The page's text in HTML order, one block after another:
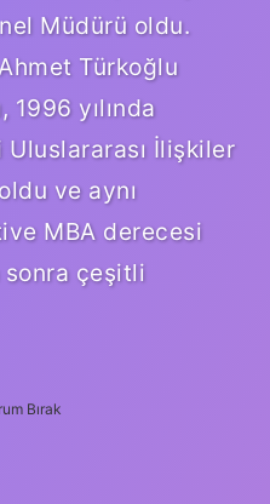
Müdürü oldu.
Türkoğlu
yılında
İlişkiler
ve aynı
MBA derecesi
sonra çeşitli
Bırak